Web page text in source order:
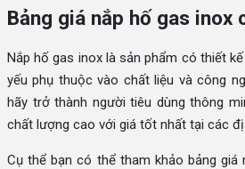
Bảng giá nắp hố gas inox
Nắp hố gas inox là sản phẩm có thiết
yếu phụ thuộc vào chất liệu và công
hãy trở thành người tiêu dùng thông
chất lượng cao với giá tốt nhất tại các
Cụ thể bạn có thể tham khảo bảng